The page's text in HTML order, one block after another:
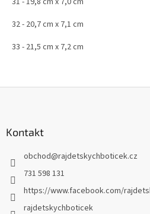
32 - 20,7 cm x 7,1 cm
33 - 21,5 cm x 7,2 cm
Kontakt
obchod@rajdetskychboticek.cz
731 598 131
https://www.facebook.com/
rajdetskychboticek